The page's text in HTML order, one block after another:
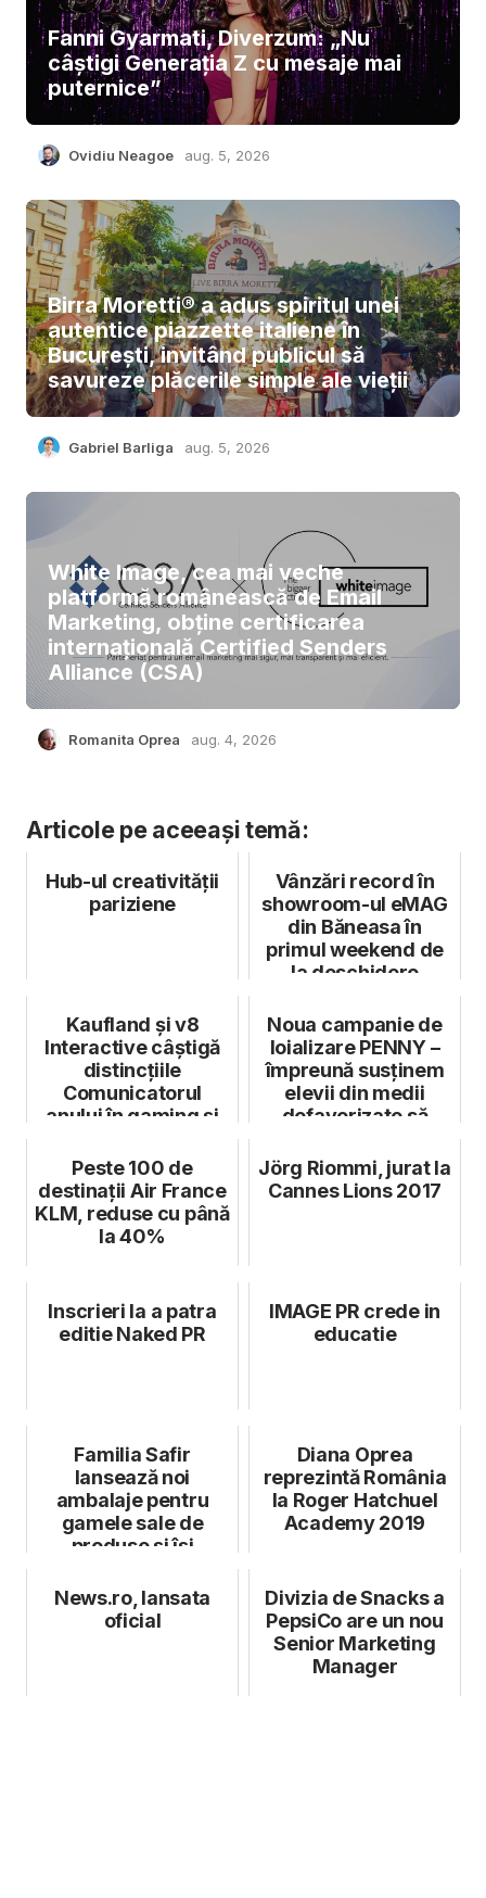
Fanni Gyarmati, Diverzum: „Nu
câștigi Generația Z cu mesaje mai
puternice”
Ovidiu Neagoe aug. 5, 2026
Birra Moretti® a adus spiritul unei
autentice piazzette italiene în
București, invitând publicul să
savureze plăcerile simple ale vieții
Gabriel Barliga aug. 5, 2026
White Image, cea mai veche
platformă românească de Email
Marketing, obține certificarea
internațională Certified Senders
Alliance (CSA)
Romanita Oprea aug. 4, 2026
Articole pe aceeași temă:
Hub-ul creativității
pariziene
Vânzări record în
showroom-ul eMAG
din Băneasa în
primul weekend de
la deschidere
Kaufland și v8
Interactive câștigă
distincțiile
Comunicatorul
anului în gaming și
Noua campanie de
loializare PENNY –
împreună susținem
elevii din medii
defavorizate să
Peste 100 de
destinații Air France
KLM, reduse cu până
la 40%
Jörg Riommi, jurat la
Cannes Lions 2017
Inscrieri la a patra
editie Naked PR
IMAGE PR crede in
educatie
Familia Safir
lansează noi
ambalaje pentru
gamele sale de
produse și își
promisiunea de...
Diana Oprea
reprezintă România
la Roger Hatchuel
Academy 2019
News.ro, lansata
oficial
Divizia de Snacks a
PepsiCo are un nou
Senior Marketing
Manager